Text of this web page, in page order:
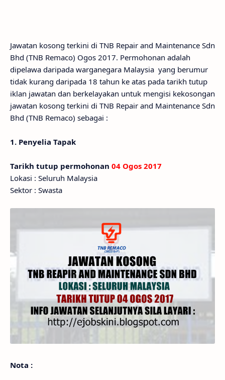
Jawatan kosong terkini di TNB Repair and Maintenance Sdn
Bhd (TNB Remaco) Ogos 2017. Permohonan adalah
dipelawa daripada warganegara Malaysia yang berumur
tidak kurang daripada 18 tahun ke atas pada tarikh tutup
iklan jawatan dan berkelayakan untuk mengisi kekosongan
jawatan kosong terkini di TNB Repair and Maintenance Sdn
Bhd (TNB Remaco) sebagai :
1. Penyelia Tapak
Tarikh tutup permohonan 04 Ogos 2017
Lokasi : Seluruh Malaysia
Sektor : Swasta
Nota :